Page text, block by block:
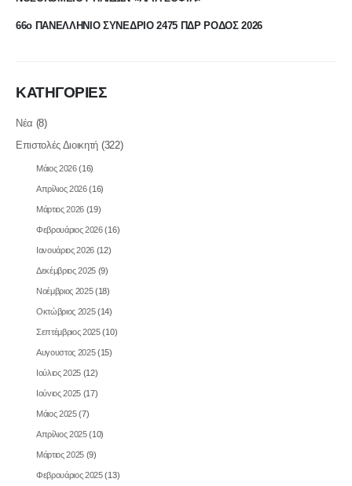
66ο ΠΑΝΕΛΛΗΝΙΟ ΣΥΝΕΔΡΙΟ 2475 ΠΔΡ ΡΟΔΟΣ 2026
ΚΑΤΗΓΟΡΙΕΣ
Νέα (8)
Επιστολές Διοικητή (322)
Μάιος 2026(16)
Απρίλιος 2026(16)
Μάρτιος 2026 (19)
Φεβρουάριος 2026(16)
Ιανουάριος 2026 (12)
Δεκέμβριος 2025 (9)
Νοέμβριος 2025(18)
Οκτώβριος 2025(14)
Σεπτέμβριος 2025(10)
Αυγουστος 2025(15)
Ιούλιος 2025 (12)
Ιούνιος 2025 (17)
Μάιος 2025(7)
Απρίλιος 2025(10)
Μάρτιος 2025 (9)
Φεβρουάριος 2025(13)